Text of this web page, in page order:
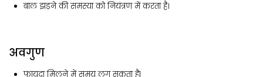
बाल झड़ने की समस्या को नियंत्रण में करता है।
अवगुण
फायदा मिलने में समय लग सकता है|